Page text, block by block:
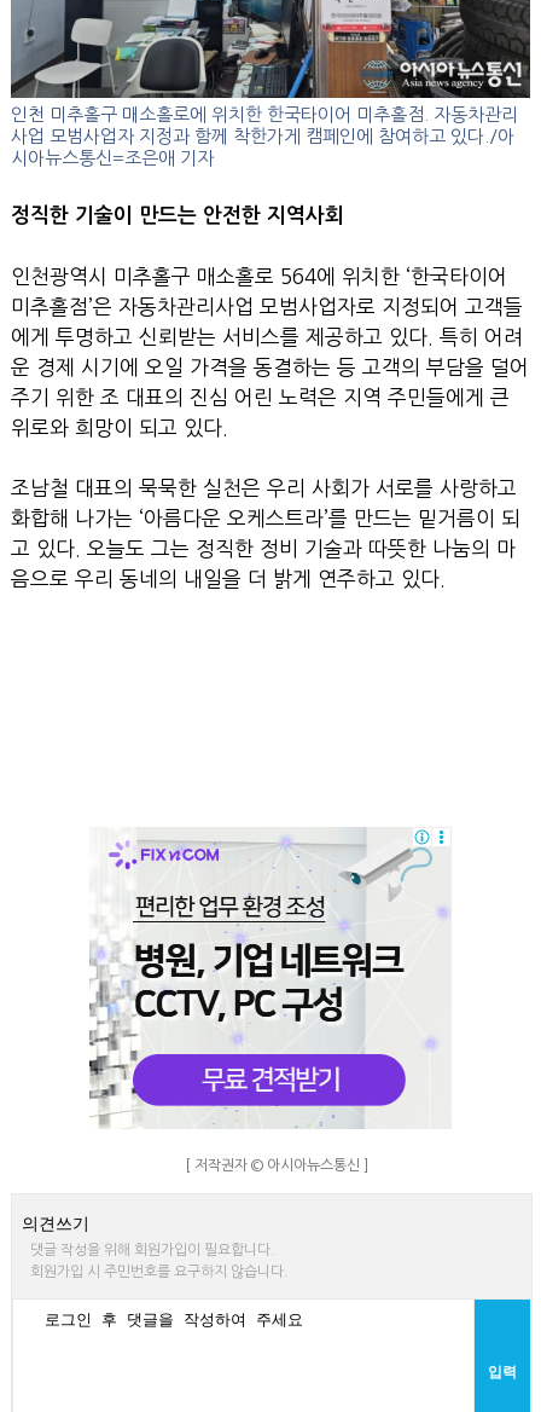
인천 미추홀구 매소홀로에 위치한 한국타이어 미추홀점. 자동차관리
사업 모범사업자 지정과 함께 착한가게 캠페인에 참여하고 있다./아
시아뉴스통신=조은애 기자
정직한 기술이 만드는 안전한 지역사회
인천광역시 미추홀구 매소홀로 564에 위치한 ‘한국타이어
미추홀점’은 자동차관리사업 모범사업자로 지정되어 고객들
에게 투명하고 신뢰받는 서비스를 제공하고 있다. 특히 어려
운 경제 시기에 오일 가격을 동결하는 등 고객의 부담을 덜어
주기 위한 조 대표의 진심 어린 노력은 지역 주민들에게 큰
위로와 희망이 되고 있다.
조남철 대표의 묵묵한 실천은 우리 사회가 서로를 사랑하고
화합해 나가는 ‘아름다운 오케스트라’를 만드는 밑거름이 되
고 있다. 오늘도 그는 정직한 정비 기술과 따뜻한 나눔의 마
음으로 우리 동네의 내일을 더 밝게 연주하고 있다.
[ 저작권자 © 아시아뉴스통신 ]
의견쓰기
댓글 작성을 위해 회원가입이 필요합니다.
회원가입 시 주민번호를 요구하지 않습니다.
입력